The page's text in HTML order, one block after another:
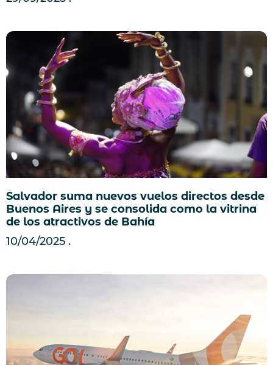
Salvador suma nuevos vuelos directos desde
Buenos Aires y se consolida como la vitrina
de los atractivos de Bahía
10/04/2025